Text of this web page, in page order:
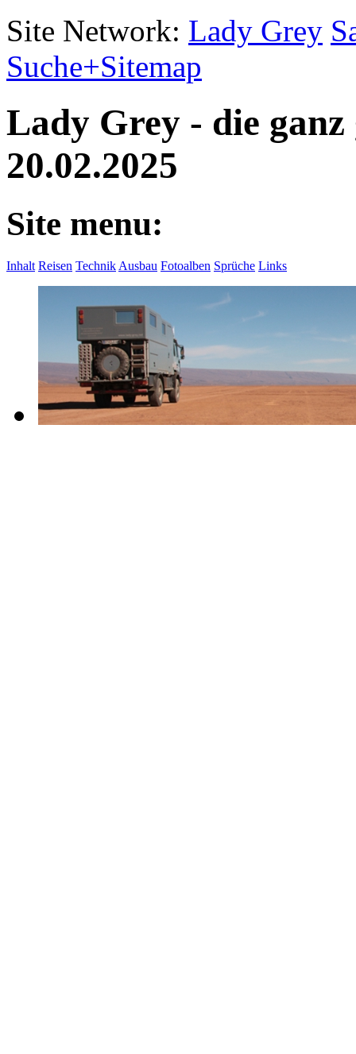
Site Network: Lady Grey
Suche+Sitemap
Lady Grey - die
20.02.2025
Site menu:
Inhalt Reisen Technik Ausbau Fotoalben Sprüche Links